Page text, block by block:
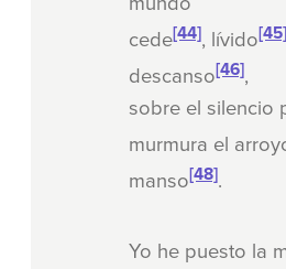
cede[44], lívido[45]
descanso[46],
sobre el silencio
murmura el
manso[48].
Yo he puesto la